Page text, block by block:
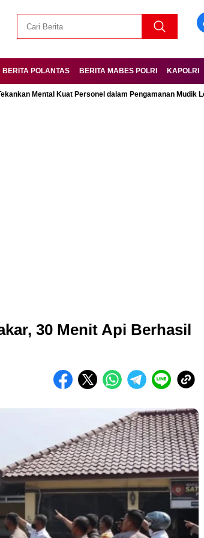
BERITA POLANTAS BERITA MABES POLRI KAPOLRI
Kuat Personel dalam Pengamanan Mudik Lebaran
30 Menit Api Berhasil